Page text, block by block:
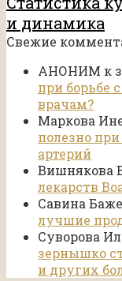
и динамика
Свежие
АНОНИМ к
при борьбе
врачам?
Маркова
полезно
артерий
Вишнякова
лекарств
Савина
лучшие
Суворова
зернышко
и других